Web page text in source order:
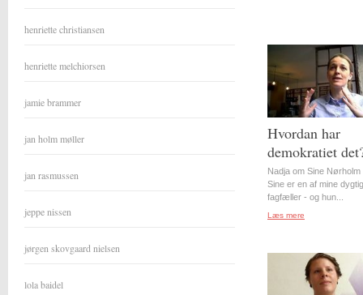
henriette christiansen
henriette melchiorsen
jamie brammer
jan holm møller
jan rasmussen
jeppe nissen
jørgen skovgaard nielsen
lola baidel
Hvordan har
demokratiet
Nadja om Sine
Sine er en af mine
fagfæller - og hun...
Læs mere